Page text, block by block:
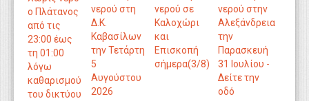
ο Πλάτανος
από τις
23:00 έως
τη 01:00
λόγω
καθαρισμού
του δικτύου
νερού στη
Δ.Κ.
Καβασίλων
την Τετάρτη
5
Αυγούστου
2026
νερού σε
Καλοχώρι
και
Επισκοπή
σήμερα(3/8)
νερού στην
Αλεξάνδρεια
την
Παρασκευή
31 Ιουλίου -
Δείτε την
οδό